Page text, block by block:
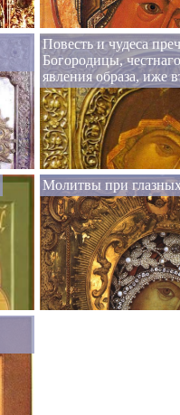
Повесть и чудеса
Богородицы,
явления образа, иже
Молитвы при